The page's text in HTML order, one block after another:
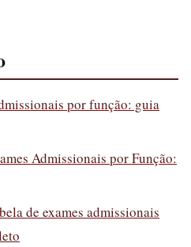
por função: guia
Admissionais por Função:
de exames admissionais